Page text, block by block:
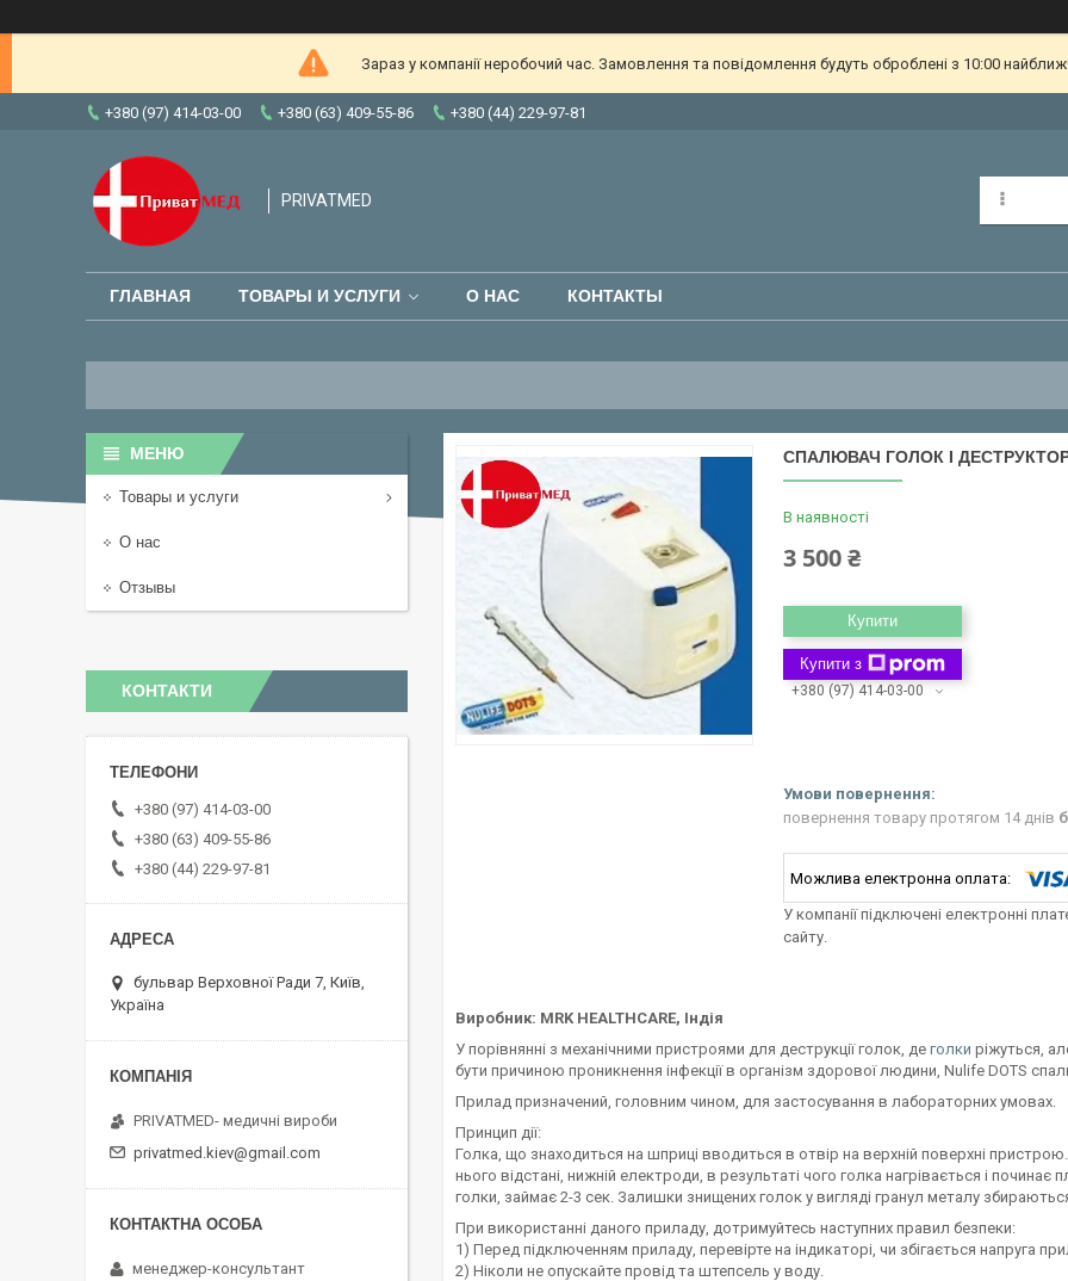
Зараз у компанії неробочий час. Замовлення та повідомлення будуть оброблені з 10:00
+380 (97) 414-03-00 +380 (63) 409-55-86 +380 (44) 229-97-81
PRIVATMED
ГЛАВНАЯ ТОВАРЫ И УСЛУГИ О НАС КОНТАКТЫ
СПАЛЮВАЧ ГОЛОК І ДЕСТРУКТОР
В наявності
3 500 ₴
Купити
Купити з
+380 (97) 414-03-00
повернення товару протягом 14 днів
У компанії підключені електронні
сайту.
Виробник: MRK HEALTHCARE, Індія
У порівнянні з механічними пристроями для деструкції голок, де голки ріжуться,
бути причиною проникнення інфекції в організм здорової людини, Nulife DOTS
Прилад призначений, головним чином, для застосування в лабораторних умовах.
Принцип дії:
Голка, що знаходиться на шприці вводиться в отвір на верхній поверхні
нього відстані, нижній електроди, в результаті чого голка нагрівається і
голки, займає 2-3 сек. Залишки знищених голок у вигляді гранул металу
При використанні даного приладу, дотримуйтесь наступних правил безпеки:
1) Перед підключенням приладу, перевірте на індикаторі, чи збігається напруга
2) Ніколи не опускайте провід та штепсель у воду.
Товары и услуги
О нас
Отзывы
КОНТАКТИ
+380 (97) 414-03-00
+380 (63) 409-55-86
+380 (44) 229-97-81
бульвар Верховної Ради 7, Київ,
Україна
PRIVATMED- медичні вироби
privatmed.kiev@gmail.com
менеджер-консультант